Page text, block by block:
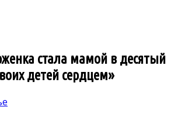
стала мамой в десятый
детей сердцем»